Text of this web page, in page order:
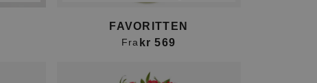
FAVORITTEN
Fra kr 569